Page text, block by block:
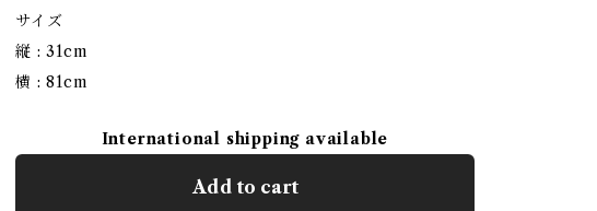
サイズ
縦 : 31cm
横 : 81cm
International shipping available
Add to cart